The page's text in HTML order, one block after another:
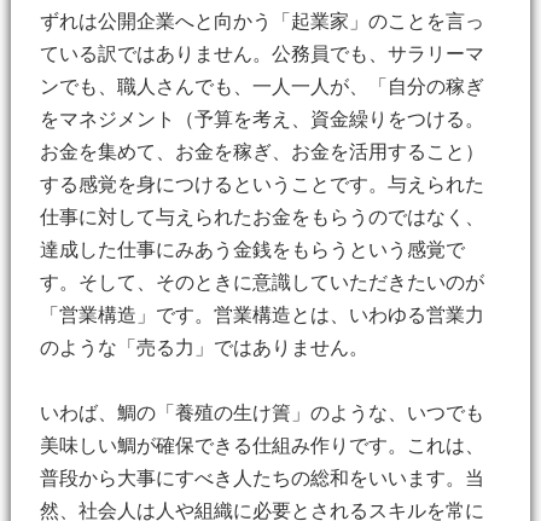
ずれは公開企業へと向かう「起業家」のことを言っ
ている訳ではありません。公務員でも、サラリーマ
ンでも、職人さんでも、一人一人が、「自分の稼ぎ
をマネジメント（予算を考え、資金繰りをつける。
お金を集めて、お金を稼ぎ、お金を活用すること）
する感覚を身につけるということです。与えられた
仕事に対して与えられたお金をもらうのではなく、
達成した仕事にみあう金銭をもらうという感覚で
す。そして、そのときに意識していただきたいのが
「営業構造」です。営業構造とは、いわゆる営業力
のような「売る力」ではありません。
いわば、鯛の「養殖の生け簀」のような、いつでも
美味しい鯛が確保できる仕組み作りです。これは、
普段から大事にすべき人たちの総和をいいます。当
然、社会人は人や組織に必要とされるスキルを常に